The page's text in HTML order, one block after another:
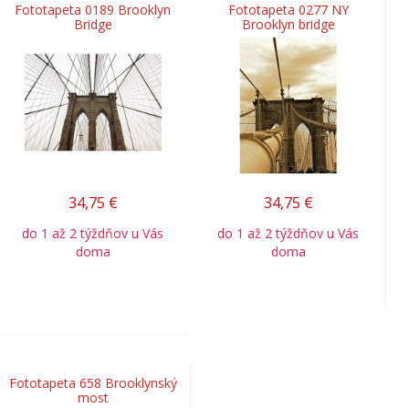
Fototapeta 0189 Brooklyn
Bridge
34,75 €
do 1 až 2 týždňov u Vás
doma
Fototapeta 0277 NY
Brooklyn bridge
34,75 €
do 1 až 2 týždňov u Vás
doma
Fototapeta 658 Brooklynský
most